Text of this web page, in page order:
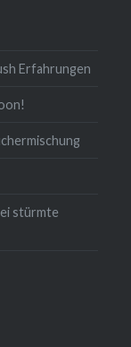
Erfahrungen
stürmte